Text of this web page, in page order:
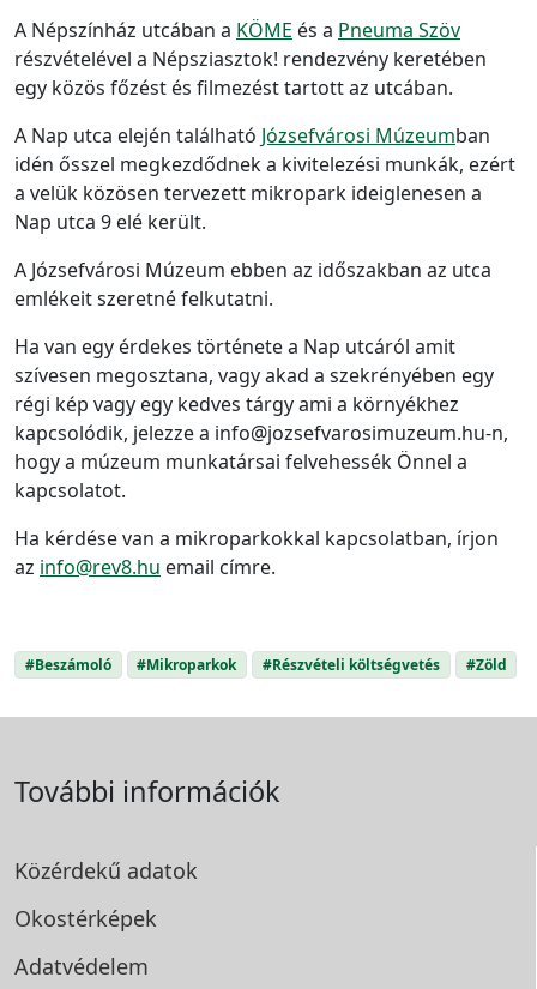
A Népszínház utcában a KÖME és a Pneuma Szöv
részvételével a Népsziasztok! rendezvény keretében
egy közös főzést és filmezést tartott az utcában.
A Nap utca elején található Józsefvárosi Múzeumban
idén ősszel megkezdődnek a kivitelezési munkák, ezért
a velük közösen tervezett mikropark ideiglenesen a
Nap utca 9 elé került.
A Józsefvárosi Múzeum ebben az időszakban az utca
emlékeit szeretné felkutatni.
Ha van egy érdekes története a Nap utcáról amit
szívesen megosztana, vagy akad a szekrényében egy
régi kép vagy egy kedves tárgy ami a környékhez
kapcsolódik, jelezze a info@jozsefvarosimuzeum.hu-n,
hogy a múzeum munkatársai felvehessék Önnel a
kapcsolatot.
Ha kérdése van a mikroparkokkal kapcsolatban, írjon
az info@rev8.hu email címre.
#Beszámoló #Mikroparkok #Részvételi költségvetés #Zöld
További információk
Közérdekű adatok
Okostérképek
Adatvédelem